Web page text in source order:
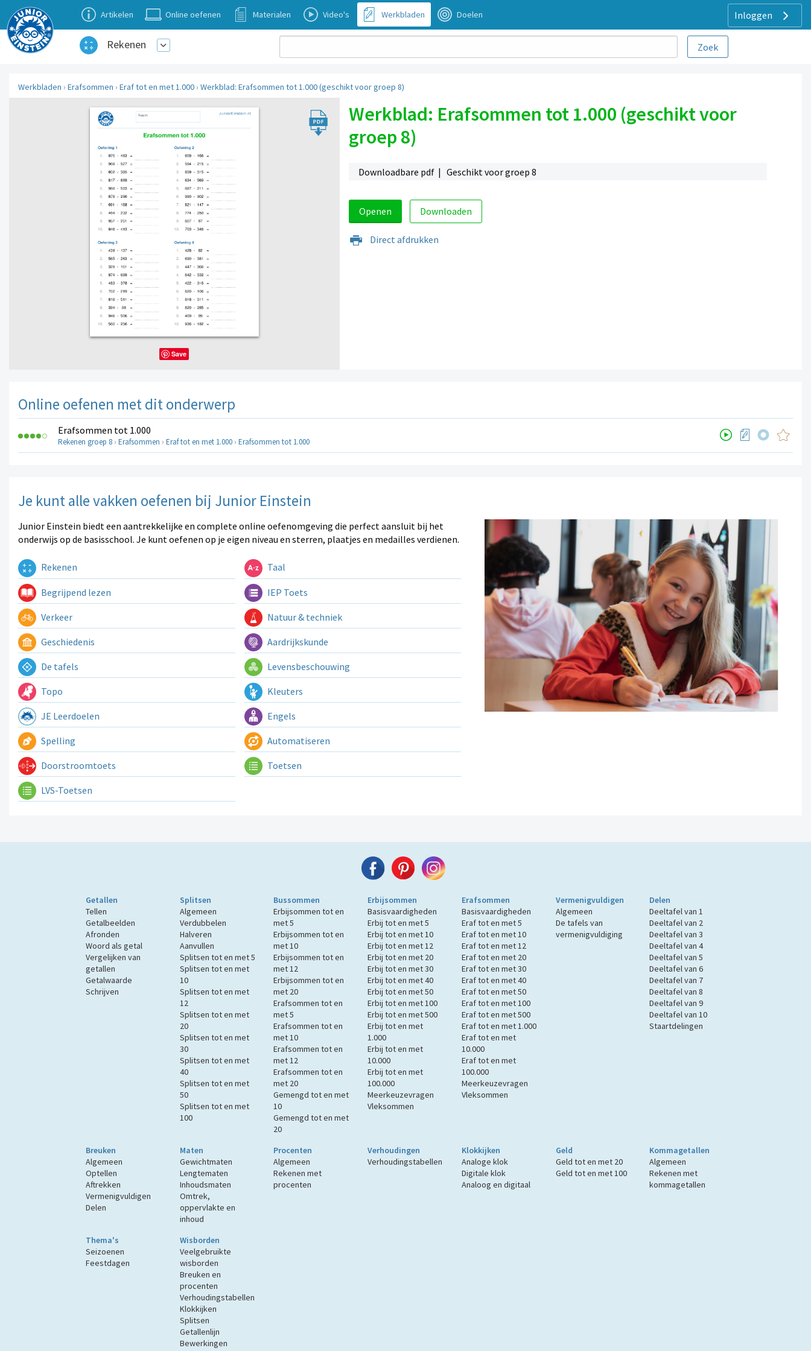
Inloggen
Artikelen Online oefenen Materialen Video's Werkbladen Doelen
Rekenen
Werkbladen › Erafsommen › Eraf tot en met 1.000 › Werkblad: Erafsommen tot 1.000 (geschikt voor groep 8)
Werkblad: Erafsommen tot 1.000 (geschikt voor
groep 8)
Downloadbare pdf | Geschikt voor groep 8
Openen Downloaden
Direct afdrukken
Save
Online oefenen met dit onderwerp
Erafsommen tot 1.000
Rekenen groep 8 › Erafsommen › Eraf tot en met 1.000 › Erafsommen tot 1.000
Je kunt alle vakken oefenen bij Junior Einstein
Junior Einstein biedt een aantrekkelijke en complete online oefenomgeving die perfect aansluit bij het
onderwijs op de basisschool. Je kunt oefenen op je eigen niveau en sterren, plaatjes en medailles verdienen.
Rekenen Taal
Begrijpend lezen IEP Toets
Verkeer Natuur & techniek
Geschiedenis Aardrijkskunde
De tafels Levensbeschouwing
Topo Kleuters
JE Leerdoelen Engels
Spelling Automatiseren
Doorstroomtoets Toetsen
LVS-Toetsen
Getallen
Tellen
Getalbeelden
Afronden
Woord als getal
Vergelijken van
getallen
Getalwaarde
Schrijven
Splitsen
Algemeen
Verdubbelen
Halveren
Aanvullen
Splitsen tot en met 5
Splitsen tot en met
10
Splitsen tot en met
12
Splitsen tot en met
20
Splitsen tot en met
30
Splitsen tot en met
40
Splitsen tot en met
50
Splitsen tot en met
100
Bussommen
Erbijsommen tot en
met 5
Erbijsommen tot en
met 10
Erbijsommen tot en
met 12
Erbijsommen tot en
met 20
Erafsommen tot en
met 5
Erafsommen tot en
met 10
Erafsommen tot en
met 12
Erafsommen tot en
met 20
Gemengd tot en met
10
Gemengd tot en met
20
Erbijsommen
Basisvaardigheden
Erbij tot en met 5
Erbij tot en met 10
Erbij tot en met 12
Erbij tot en met 20
Erbij tot en met 30
Erbij tot en met 40
Erbij tot en met 50
Erbij tot en met 100
Erbij tot en met 500
Erbij tot en met
1.000
Erbij tot en met
10.000
Erbij tot en met
100.000
Meerkeuzevragen
Vleksommen
Erafsommen
Basisvaardigheden
Eraf tot en met 5
Eraf tot en met 10
Eraf tot en met 12
Eraf tot en met 20
Eraf tot en met 30
Eraf tot en met 40
Eraf tot en met 50
Eraf tot en met 100
Eraf tot en met 500
Eraf tot en met 1.000
Eraf tot en met
10.000
Eraf tot en met
100.000
Meerkeuzevragen
Vleksommen
Vermenigvuldigen
Algemeen
De tafels van
vermenigvuldiging
Delen
Deeltafel van 1
Deeltafel van 2
Deeltafel van 3
Deeltafel van 4
Deeltafel van 5
Deeltafel van 6
Deeltafel van 7
Deeltafel van 8
Deeltafel van 9
Deeltafel van 10
Staartdelingen
Breuken
Algemeen
Optellen
Aftrekken
Vermenigvuldigen
Delen
Maten
Gewichtmaten
Lengtematen
Inhoudsmaten
Omtrek,
oppervlakte en
inhoud
Procenten
Algemeen
Rekenen met
procenten
Verhoudingen
Verhoudingstabellen
Klokkijken
Analoge klok
Digitale klok
Analoog en digitaal
Geld
Geld tot en met 20
Geld tot en met 100
Kommagetallen
Algemeen
Rekenen met
kommagetallen
Thema's
Seizoenen
Feestdagen
Wisborden
Veelgebruikte
wisborden
Breuken en
procenten
Verhoudingstabellen
Klokkijken
Splitsen
Getallenlijn
Bewerkingen